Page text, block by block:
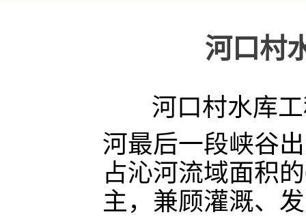
河口村
河口村水库工
河最后一段峡谷
占沁河流域面积
主，兼顾灌溉、